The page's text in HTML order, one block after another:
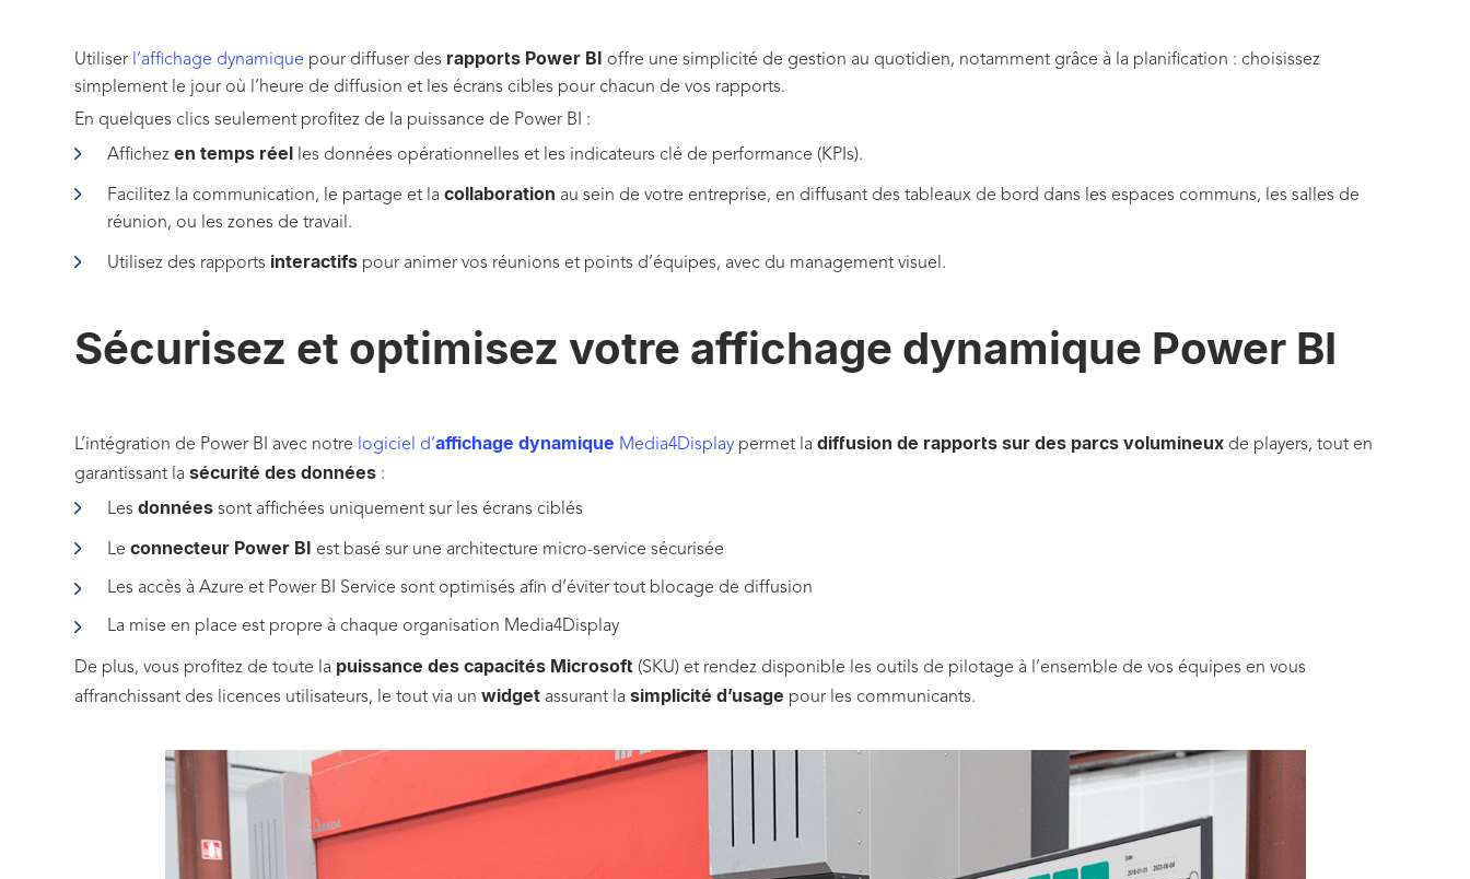
Utiliser l’affichage dynamique pour diffuser des rapports Power BI offre une simplicité de gestion au quotidien, notamment grâce à la planification : choisissez
simplement le jour où l’heure de diffusion et les écrans cibles pour chacun de vos rapports.
En quelques clics seulement profitez de la puissance de Power BI :
Affichez en temps réel les données opérationnelles et les indicateurs clé de performance (KPIs).
Facilitez la communication, le partage et la collaboration au sein de votre entreprise, en diffusant des tableaux de bord dans les espaces communs, les salles de
réunion, ou les zones de travail.
Utilisez des rapports interactifs pour animer vos réunions et points d’équipes, avec du management visuel.
Sécurisez et optimisez votre affichage dynamique Power BI
L’intégration de Power BI avec notre logiciel d’affichage dynamique Media4Display permet la diffusion de rapports sur des parcs volumineux de players, tout en
garantissant la sécurité des données :
Les données sont affichées uniquement sur les écrans ciblés
Le connecteur Power BI est basé sur une architecture micro-service sécurisée
Les accès à Azure et Power BI Service sont optimisés afin d’éviter tout blocage de diffusion
La mise en place est propre à chaque organisation Media4Display
De plus, vous profitez de toute la puissance des capacités Microsoft (SKU) et rendez disponible les outils de pilotage à l’ensemble de vos équipes en vous
affranchissant des licences utilisateurs, le tout via un widget assurant la simplicité d’usage pour les communicants.